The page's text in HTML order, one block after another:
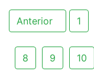
Anterior 1
8 9 10